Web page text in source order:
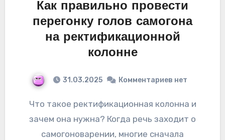
Как правильно провести
перегонку голов самогона
на ректификационной
колонне
31.03.2025 Комментариев нет
Что такое ректификационная колонна и
зачем она нужна? Когда речь заходит о
самогоноварении, многие сначала